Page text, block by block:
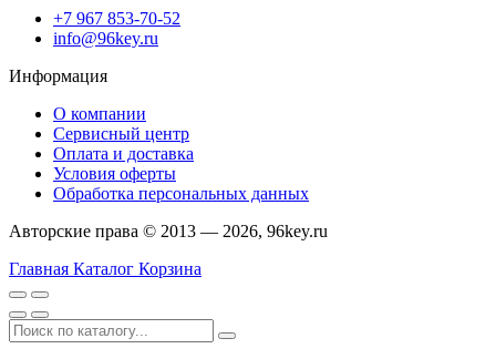
+7 967 853-70-52
info@96key.ru
Информация
О компании
Сервисный центр
Оплата и доставка
Условия оферты
Обработка персональных данных
Авторские права © 2013 — 2026, 96key.ru
Главная Каталог Корзина